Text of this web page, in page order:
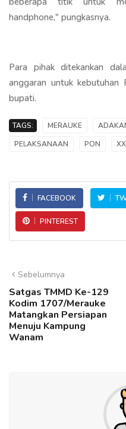
handphone," pungkasnya.
Para pihak ditekankan
anggaran untuk kebutuhan
bupati.
TAGS: MERAUKE
PELAKSANAAN
PON XX
FACEBOOK
PINTEREST
Sebelumnya
Satgas TMMD Ke-129
Kodim 1707/Merauke
Matangkan Persiapan
Menuju Kampung
Wanam